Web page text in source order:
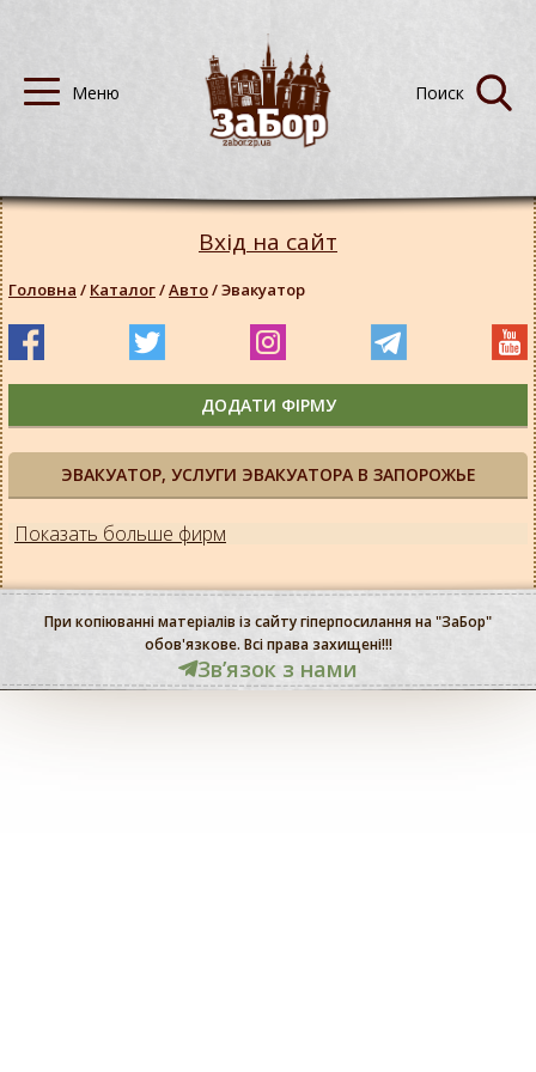
ЭВАКУАТОР, УСЛУГИ ЭВАКУАТОРА В ЗАПОРОЖЬЕ
Показать больше фирм
Вхід на сайт
Головна / Каталог/Авто/Эвакуатор
ДОДАТИ ФІРМУ
При копіюванні матеріалів із сайту гіперпосилання на "ЗаБор"
обов'язкове. Всі права захищені!!!
Звʼязок з нами